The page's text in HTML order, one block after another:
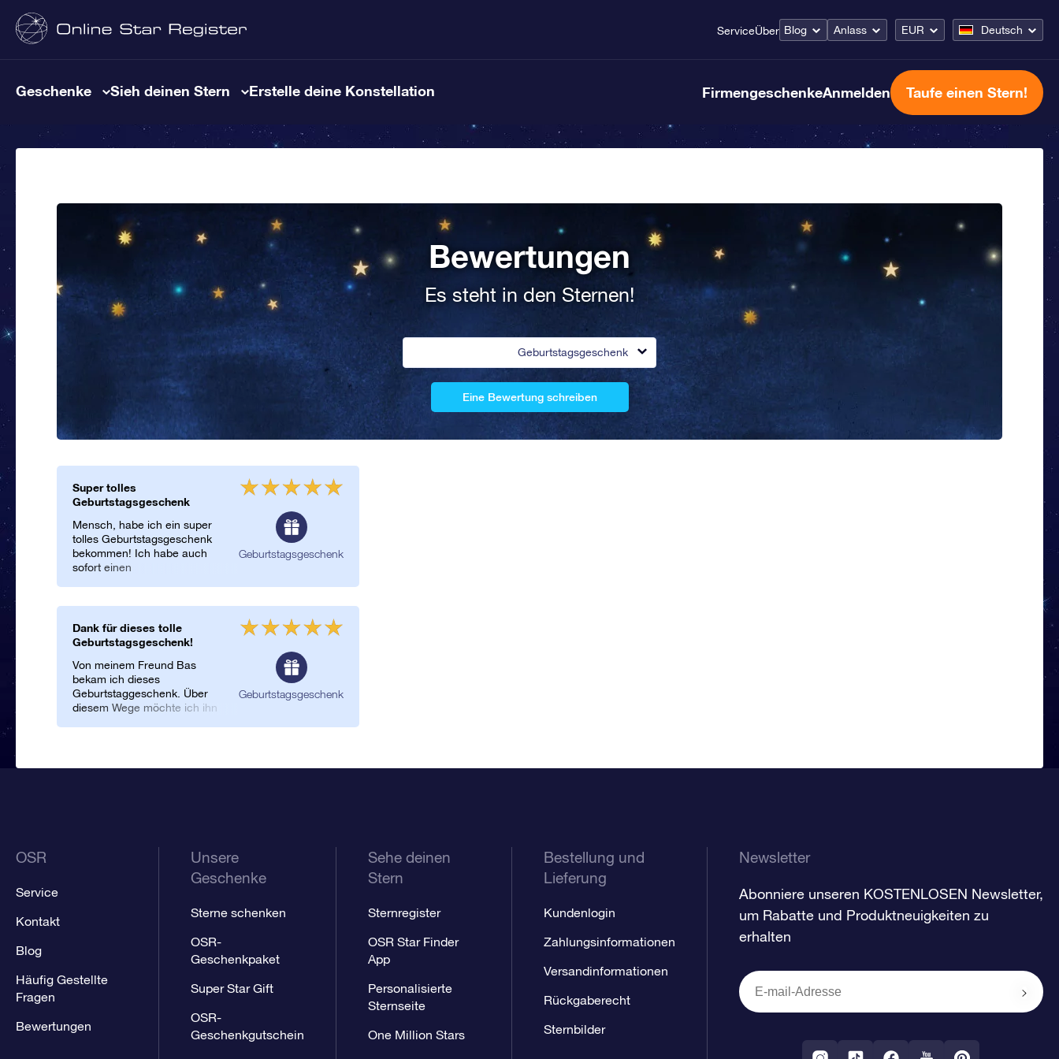
ServiceÜber Blog Anlass EUR Deutsch
Geschenke Sieh deinen Stern Erstelle deine Konstellation FirmengeschenkeAnmelden Taufe einen Stern!
Bewertungen
Es steht in den Sternen!
Geburtstagsgeschenk
Eine Bewertung schreiben
Super tolles
Geburtstagsgeschenk
Mensch, habe ich ein super
tolles Geburtstagsgeschenk
bekommen! Ich habe auch
sofort einen
ein unheimlich originelles und
symbolträchtiges Geschenk
und deshalb möchte ich das
jedem gerne mitteilen!
Geburtstagsgeschenk
Dank für dieses tolle
Geburtstagsgeschenk!
Von meinem Freund Bas
bekam ich dieses
Geburtstaggeschenk. Über
diesem Wege möchte ich ihn
Geburtstagsgeschenk
OSR
Service
Kontakt
Blog
Häufig Gestellte
Fragen
Bewertungen
Unsere
Geschenke
Sterne schenken
OSR-
Geschenkpaket
Super Star Gift
OSR-
Geschenkgutschein
Sehe deinen
Stern
Sternregister
OSR Star Finder
App
Personalisierte
Sternseite
One Million Stars
Bestellung und
Lieferung
Kundenlogin
Zahlungsinformationen
Versandinformationen
Rückgaberecht
Sternbilder
Newsletter
Abonniere unseren KOSTENLOSEN Newsletter,
um Rabatte und Produktneuigkeiten zu
erhalten